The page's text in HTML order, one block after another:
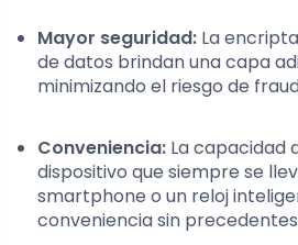
Mayor seguridad: La
de datos brindan una capa
minimizando el riesgo de
Conveniencia: La capacidad
dispositivo que siempre se
smartphone o un reloj
conveniencia sin